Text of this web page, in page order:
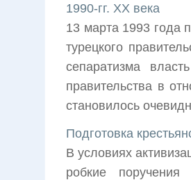
1990-гг. ХХ века
13 марта 1993 года
турецкого
сепаратизма
правительства в
становилось
Подготовка
В условиях
робкие